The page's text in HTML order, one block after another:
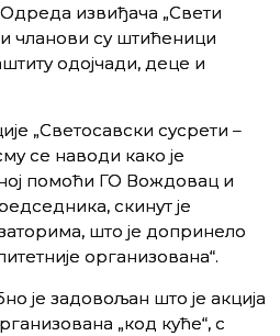
извиђача „Свети
чланови су штићеници
одојчади, деце и
„Светосавски сусрети –
се наводи како је
помоћи ГО Вождовац и
скинут је
што је допринело
организована“.
је задовољан што је акција
„код куће“, с